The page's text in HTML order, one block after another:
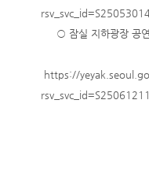
○ 잠실 지하광장 공
https://